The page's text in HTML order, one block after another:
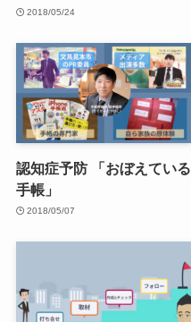
2018/05/24
認知症予防 「おぼえている
手帳」
2018/05/07